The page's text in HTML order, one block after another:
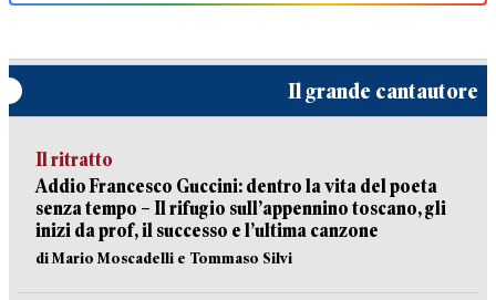
Il grande cantautore
Il ritratto
Addio Francesco Guccini: dentro la vita del poeta
senza tempo – Il rifugio sull’appennino toscano, gli
inizi da prof, il successo e l’ultima canzone
di Mario Moscadelli e Tommaso Silvi